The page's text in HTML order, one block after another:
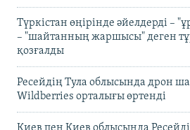
Түркістан өңірінде әйелдерді –
– "шайтанның жаршысы" деген
қозғалды
Ресейдің Тула облысында дрон
Wildberries орталығы өртенді